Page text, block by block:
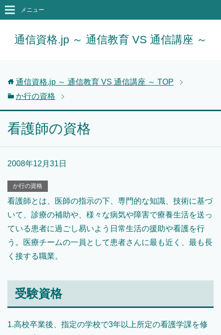
通信資格.jp ～ 通信教育 VS 通信講座 ～
メニュー
通信資格.jp ～ 通信教育 VS 通信講座 ～ TOP
か行の資格
看護師の資格
2008年12月31日
か行の資格
看護師とは、医師の指示の下、専門的な知識、技術に基づ
いて、診療の補助や、様々な病気や障害で療養生活を送っ
ている患者に過ごし易いよう日常生活の援助や看護を行
う。医療チームの一員として患者さんに最も近く、最も長
く接する職業。
受験資格
1.高校卒業後、指定の学校で3年以上所定の看護学課を修